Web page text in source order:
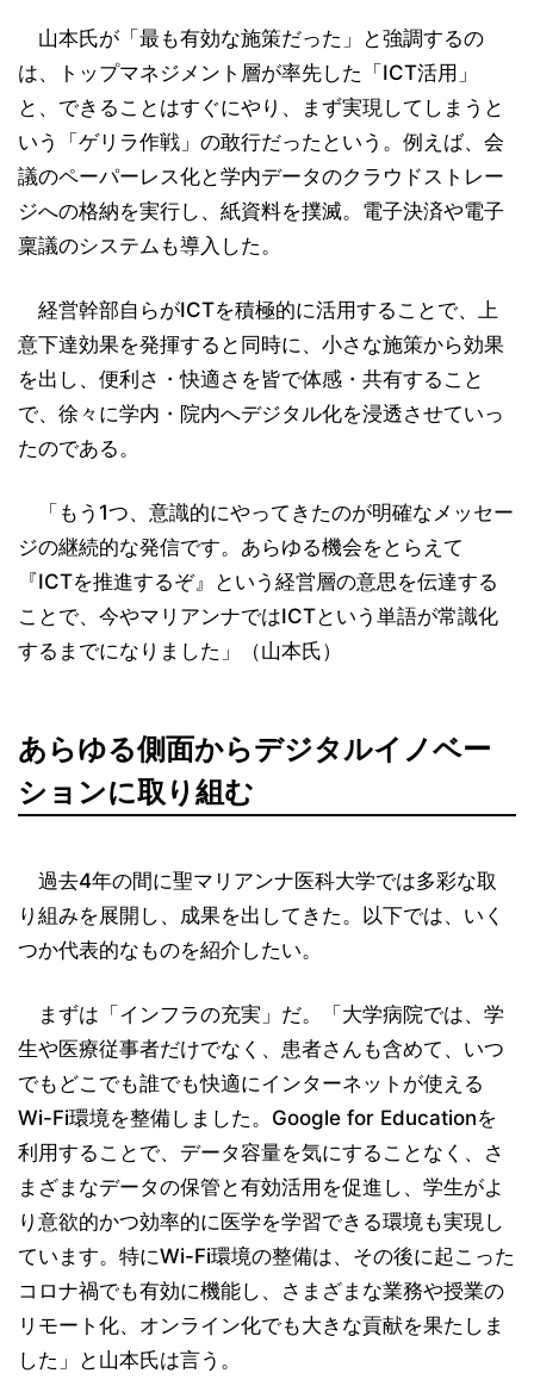
山本氏が「最も有効な施策だった」と強調するの
は、トップマネジメント層が率先した「ICT活用」
と、できることはすぐにやり、まず実現してしまうと
いう「ゲリラ作戦」の敢行だったという。例えば、会
議のペーパーレス化と学内データのクラウドストレー
ジへの格納を実行し、紙資料を撲滅。電子決済や電子
稟議のシステムも導入した。
経営幹部自らがICTを積極的に活用することで、上
意下達効果を発揮すると同時に、小さな施策から効果
を出し、便利さ・快適さを皆で体感・共有すること
で、徐々に学内・院内へデジタル化を浸透させていっ
たのである。
「もう1つ、意識的にやってきたのが明確なメッセー
ジの継続的な発信です。あらゆる機会をとらえて
『ICTを推進するぞ』という経営層の意思を伝達する
ことで、今やマリアンナではICTという単語が常識化
するまでになりました」（山本氏）
あらゆる側面からデジタルイノベー
ションに取り組む
過去4年の間に聖マリアンナ医科大学では多彩な取
り組みを展開し、成果を出してきた。以下では、いく
つか代表的なものを紹介したい。
まずは「インフラの充実」だ。「大学病院では、学
生や医療従事者だけでなく、患者さんも含めて、いつ
でもどこでも誰でも快適にインターネットが使える
Wi-Fi環境を整備しました。Google for Educationを
利用することで、データ容量を気にすることなく、さ
まざまなデータの保管と有効活用を促進し、学生がよ
り意欲的かつ効率的に医学を学習できる環境も実現し
ています。特にWi-Fi環境の整備は、その後に起こった
コロナ禍でも有効に機能し、さまざまな業務や授業の
リモート化、オンライン化でも大きな貢献を果たしま
した」と山本氏は言う。